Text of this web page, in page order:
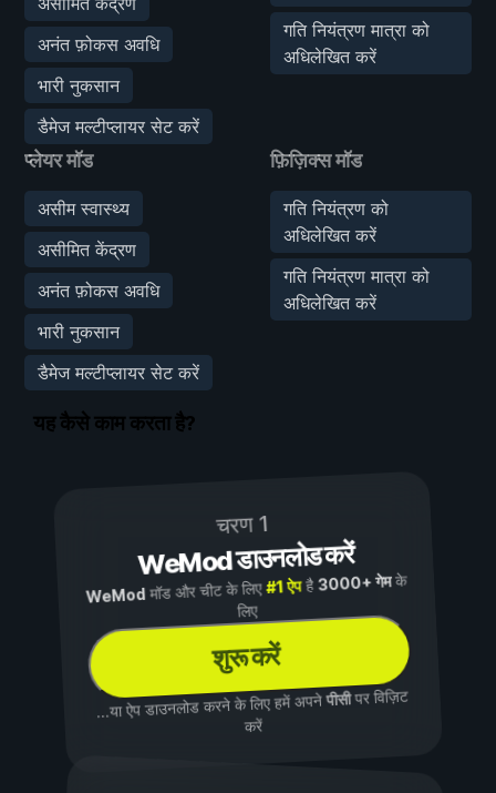
अनंत फ़ोकस अवधि
भारी नुकसान
डैमेज मल्टीप्लायर सेट करें
गति नियंत्रण मात्रा को
अधिलेखित करें
प्लेयर मॉड
असीम स्वास्थ्य
असीमित केंद्रण
अनंत फ़ोकस अवधि
भारी नुकसान
डैमेज मल्टीप्लायर सेट करें
फ़िज़िक्स मॉड
गति नियंत्रण को
अधिलेखित करें
गति नियंत्रण मात्रा को
अधिलेखित करें
यह कैसे काम करता है?
चरण 1
WeMod डाउनलोड करें
WeMod मॉड और चीट के लिए#1 ऐपहै3000+ गेमके
लिए
शुरू करें
...या ऐप डाउनलोड करने के लिए हमें अपनेपीसीपर विज़िट
करें